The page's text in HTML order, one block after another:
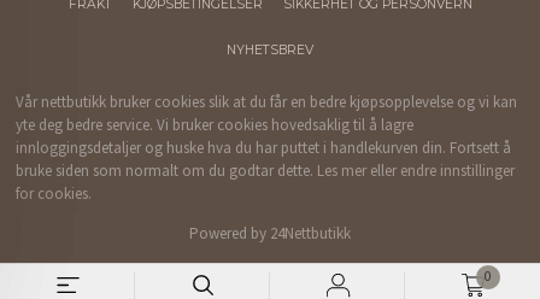
0
FRAKT KJØPSBETINGELSER SIKKERHET OG PERSONVERN
NYHETSBREV
Vår nettbutikk bruker cookies slik at du får en bedre kjøpsopplevelse og vi kan
yte deg bedre service. Vi bruker cookies hovedsaklig til å lagre
innloggingsdetaljer og huske hva du har puttet i handlekurven din. Fortsett å
bruke siden som normalt om du godtar dette. Les mer eller endre innstillinger
for cookies.
Powered by 24Nettbutikk